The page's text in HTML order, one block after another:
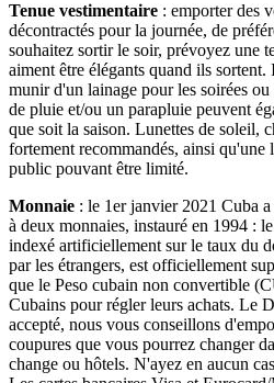
Tenue vestimentaire : emporter des
décontractés pour la journée, de
souhaitez sortir le soir, prévoyez une
aiment être élégants quand ils
munir d'un lainage pour les soirées
de pluie et/ou un parapluie peuvent
que soit la saison. Lunettes de soleil,
fortement recommandés, ainsi qu'une
public pouvant être limité.
Monnaie : le 1er janvier 2021 Cuba
à deux monnaies, instauré en 1994 :
indexé artificiellement sur le taux du
par les étrangers, est officiellement
que le Peso cubain non convertible
Cubains pour régler leurs achats. Le
accepté, nous vous conseillons
coupures que vous pourrez changer
change ou hôtels. N'ayez en aucun